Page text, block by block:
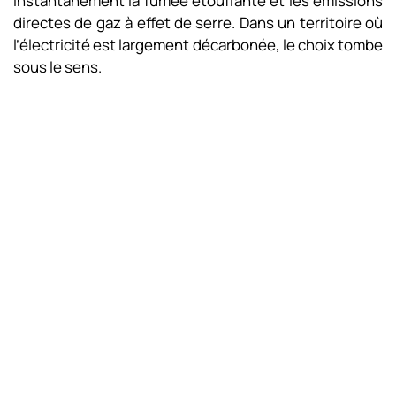
directes de gaz à effet de serre. Dans un territoire où
l’électricité est largement décarbonée, le choix tombe
sous le sens.